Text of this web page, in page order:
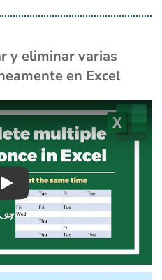
y eliminar varias
en Excel
Play